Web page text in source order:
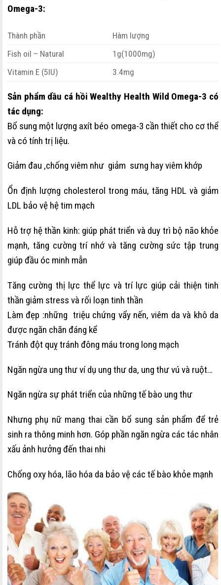
Omega-3:
Thành phần
Hàm lượng
Fish oil – Natural
1g(1000mg)
Vitamin E (5IU)
3.4mg
Sản phẩm dầu cá hồi Wealthy Health Wild Omega-3 có
tác dụng:
Bổ sung một lượng axít béo omega-3 cần thiết cho cơ thể
và có tính trị liệu.
Giảm đau ,chống viêm như giảm sưng hay viêm khớp
Ổn định lượng cholesterol trong máu, tăng HDL và giảm
LDL bảo vệ hệ tim mạch
Hỗ trợ hệ thần kinh: giúp phát triển và duy trì bộ não khỏe
mạnh, tăng cường trí nhớ và tăng cường sức tập trung
giúp đầu óc minh mẫn
Tăng cường thị lực thể lực và trí lực giúp cải thiện tinh
thần giảm stress và rối loạn tinh thần
Làm đẹp :những triệu chứng vẩy nến, viêm da và khô da
được ngăn chăn đáng kể
Tránh đột quỵ tránh đông máu trong long mạch
Ngăn ngừa ung thư ví dụ ung thư da, ung thư vú và ruột…
Ngăn ngừa sự phát triển của những tế bào ung thư
Nhưng phụ nữ mang thai cần bổ sung sản phẩm để trẻ
sinh ra thông minh hơn. Góp phần ngăn ngừa các tác nhân
xấu ảnh hưởng đến thai nhi
Chống oxy hóa, lão hóa da bảo vệ các tế bào khỏe mạnh